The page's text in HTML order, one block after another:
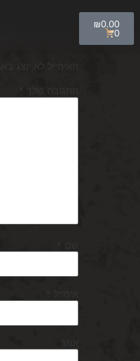
₪0.00
0